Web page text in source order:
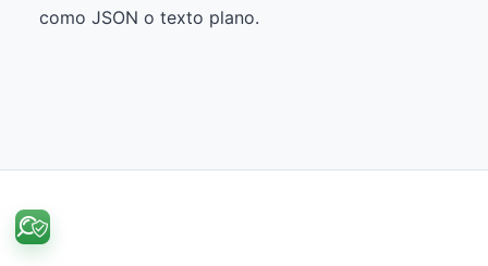
como JSON o texto plano.